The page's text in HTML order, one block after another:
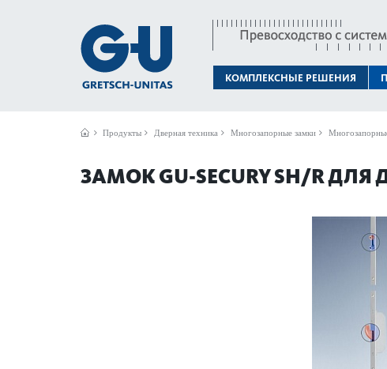
КОМПЛЕКСНЫЕ РЕШЕНИЯ
Продукты Дверная техника Многозапорные замки
ЗАМОК GU-SECURY SH/R